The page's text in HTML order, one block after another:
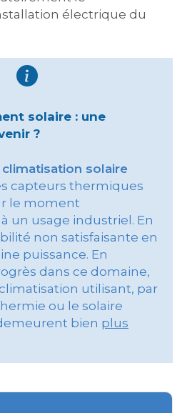
électrique du
solaire : une
?
climatisation solaire
capteurs thermiques
le moment
un usage industriel. En
non satisfaisante en
puissance. En
dans ce domaine,
utilisant, par
ou le solaire
bien plus